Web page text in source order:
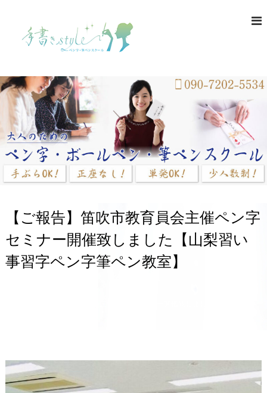
ス
キ
【ご報告】笛吹市教育員会主催ペン字
セミナー開催致しました【山梨習い
事習字ペン字筆ペン教室】